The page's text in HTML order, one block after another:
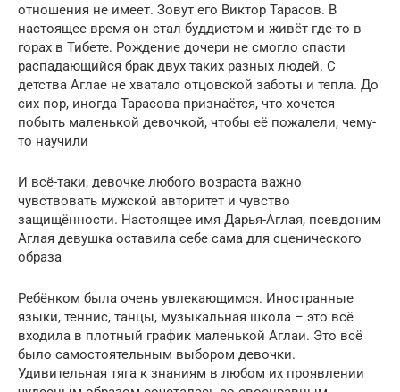
отношения не имеет. Зовут его Виктор Тарасов. В
настоящее время он стал буддистом и живёт где-то в
горах в Тибете. Рождение дочери не смогло спасти
распадающийся брак двух таких разных людей. С
детства Аглае не хватало отцовской заботы и тепла. До
сих пор, иногда Тарасова признаётся, что хочется
побыть маленькой девочкой, чтобы её пожалели, чему-
то научили
И всё-таки, девочке любого возраста важно
чувствовать мужской авторитет и чувство
защищённости. Настоящее имя Дарья-Аглая, псевдоним
Аглая девушка оставила себе сама для сценического
образа
Ребёнком была очень увлекающимся. Иностранные
языки, теннис, танцы, музыкальная школа – это всё
входила в плотный график маленькой Аглаи. Это всё
было самостоятельным выбором девочки.
Удивительная тяга к знаниям в любом их проявлении